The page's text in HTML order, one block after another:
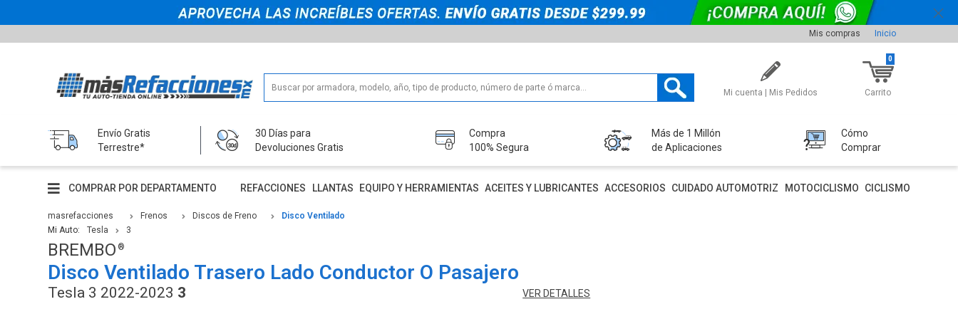
Mis compras Inicio
Mi cuenta | Mis Pedidos Carrito
0
Envío Gratis
Terrestre*
30 Días para
Devoluciones Gratis
Compra
100% Segura
Más de 1 Millón
de Aplicaciones
Cómo
Comprar
COMPRAR POR DEPARTAMENTO REFACCIONES LLANTAS EQUIPO Y HERRAMIENTAS ACEITES Y LUBRICANTES ACCESORIOS CUIDADO AUTOMOTRIZ MOTOCICLISMO CICLISMO
masrefacciones Frenos Discos de Freno
Disco Ventilado
Mi Auto:
Tesla 3
BREMBO
Disco Ventilado Trasero Lado Conductor O Pasajero
Tesla 3 2022-2023 3 VER DETALLES